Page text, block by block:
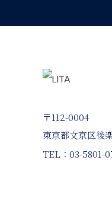
〒112-0004
東京都文京区後
TEL：03-5801-